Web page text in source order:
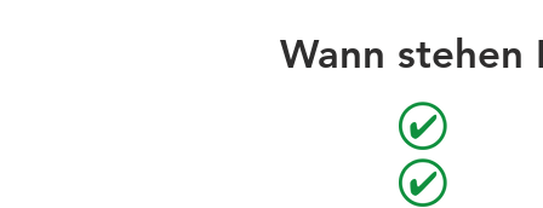
Wann stehen